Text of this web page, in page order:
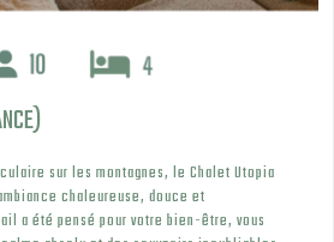
sur les montagnes, le Chalet Utopia
chaleureuse, douce et
a été pensé pour votre bien-être, vous